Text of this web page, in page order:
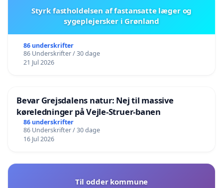
Styrk fastholdelsen af fastansatte læger og
sygeplejersker i Grønland
86 underskrifter
86 Underskrifter / 30 dage
21 Jul 2026
Bevar Grejsdalens natur: Nej til massive
køreledninger på Vejle-Struer-banen
86 underskrifter
86 Underskrifter / 30 dage
16 Jul 2026
Til odder kommune